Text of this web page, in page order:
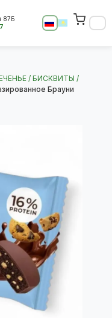
87Б
/ БИСКВИТЫ /
Брауни